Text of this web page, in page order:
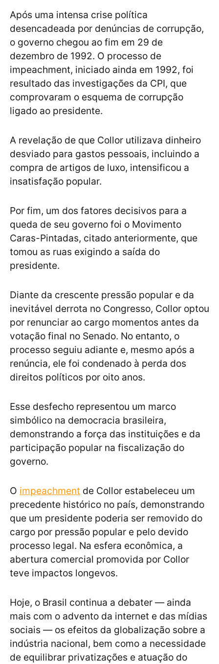
Após uma intensa crise política
desencadeada por denúncias de corrupção,
o governo chegou ao fim em 29 de
dezembro de 1992. O processo de
impeachment, iniciado ainda em 1992, foi
resultado das investigações da CPI, que
comprovaram o esquema de corrupção
ligado ao presidente.
A revelação de que Collor utilizava dinheiro
desviado para gastos pessoais, incluindo a
compra de artigos de luxo, intensificou a
insatisfação popular.
Por fim, um dos fatores decisivos para a
queda de seu governo foi o Movimento
Caras-Pintadas, citado anteriormente, que
tomou as ruas exigindo a saída do
presidente.
Diante da crescente pressão popular e da
inevitável derrota no Congresso, Collor optou
por renunciar ao cargo momentos antes da
votação final no Senado. No entanto, o
processo seguiu adiante e, mesmo após a
renúncia, ele foi condenado à perda dos
direitos políticos por oito anos.
Esse desfecho representou um marco
simbólico na democracia brasileira,
demonstrando a força das instituições e da
participação popular na fiscalização do
governo.
O impeachment de Collor estabeleceu um
precedente histórico no país, demonstrando
que um presidente poderia ser removido do
cargo por pressão popular e pelo devido
processo legal. Na esfera econômica, a
abertura comercial promovida por Collor
teve impactos longevos.
Hoje, o Brasil continua a debater — ainda
mais com o advento da internet e das mídias
sociais — os efeitos da globalização sobre a
indústria nacional, bem como a necessidade
de equilibrar privatizações e atuação do